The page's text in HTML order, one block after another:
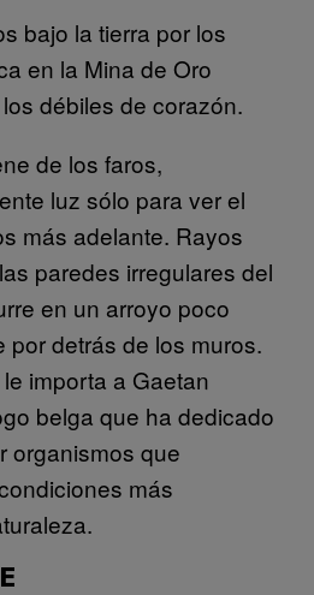
bajo la tierra por los
en la Mina de Oro
débiles de corazón.
de los faros,
luz sólo para ver el
más adelante. Rayos
paredes irregulares del
en un arroyo poco
por detrás de los muros.
importa a Gaetan
belga que ha dedicado
organismos que
más